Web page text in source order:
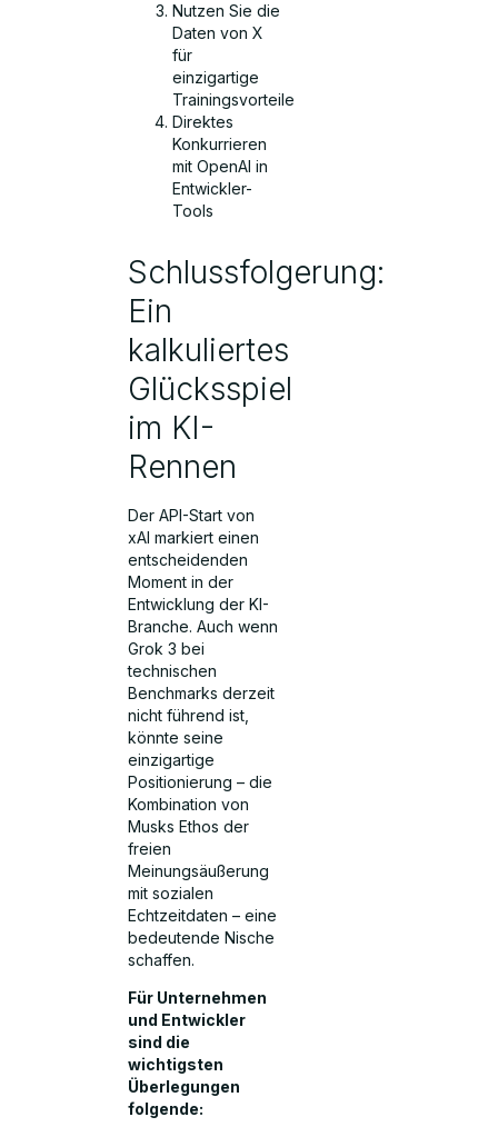
Nutzen Sie die
Daten von X
für
einzigartige
Trainingsvorteile
Direktes
Konkurrieren
mit OpenAI in
Entwickler-
Tools
Schlussfolgerung:
Ein
kalkuliertes
Glücksspiel
im KI-
Rennen
Der API-Start von
xAI markiert einen
entscheidenden
Moment in der
Entwicklung der KI-
Branche. Auch wenn
Grok 3 bei
technischen
Benchmarks derzeit
nicht führend ist,
könnte seine
einzigartige
Positionierung – die
Kombination von
Musks Ethos der
freien
Meinungsäußerung
mit sozialen
Echtzeitdaten – eine
bedeutende Nische
schaffen.
Für Unternehmen
und Entwickler
sind die
wichtigsten
Überlegungen
folgende: